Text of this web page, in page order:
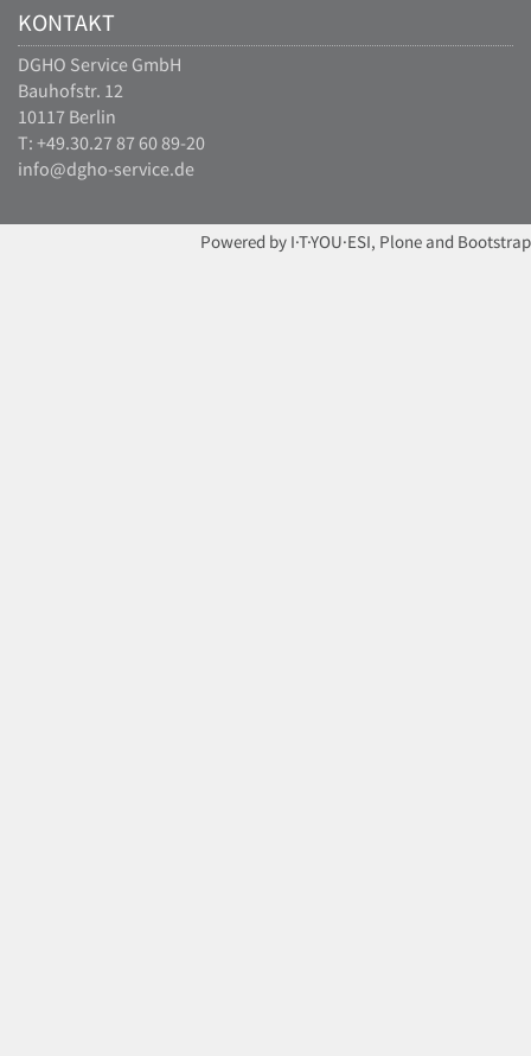
KONTAKT
DGHO Service GmbH
Bauhofstr. 12
10117 Berlin
T: +49.30.27 87 60 89-20
info@dgho-service.de
Powered by I·T·YOU·ESI, Plone and Bootstrap